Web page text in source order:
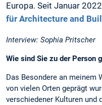
Europa. Seit Januar
für Architecture and
Interview: Sophia Pritscher
Wie sind Sie zu der Person
Das Besondere an meinem
von vielen Orten geprägt
verschiedener Kulturen und